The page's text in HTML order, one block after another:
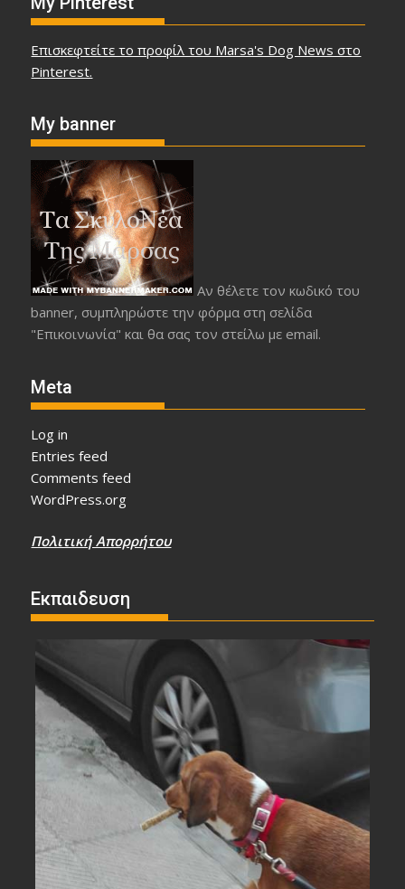
Επισκεφτείτε το προφίλ του Marsa's Dog News στο
Pinterest.
My banner
Αν θέλετε τον κωδικό του
banner, συμπληρώστε την φόρμα στη σελίδα
"Επικοινωνία" και θα σας τον στείλω με email.
Meta
Log in
Entries feed
Comments feed
WordPress.org
Πολιτική Απορρήτου
Εκπαιδευση